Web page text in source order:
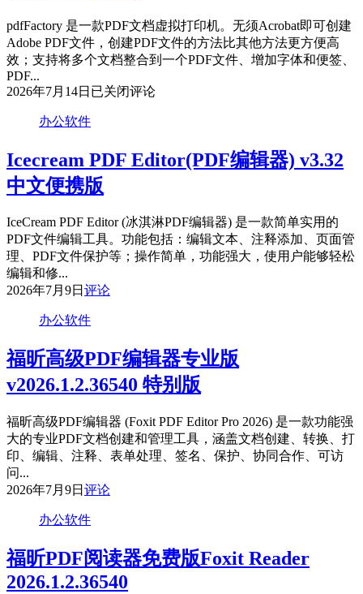
pdfFactory 是一款PDF文档虚拟打印机。无须Acrobat即可创建
Adobe PDF文件，创建PDF文件的方法比其他方法更方便高
效；支持将多个文档整合到一个PDF文件、增加字体和便签、
PDF...
2026年7月14日 pdfFactory
9.31.0
v12.31.0
特
别
已关闭评论
办公软件
Icecream PDF Editor(PDF编辑器) v3.32
中文便携版
IceCream PDF Editor (冰淇淋PDF编辑器) 是一款简单实用的
PDF文件编辑工具。功能包括：编辑文本、注释添加、页面管
理、PDF文件保护等；操作简单，功能强大，使用户能够轻松
编辑和修...
2026年7月9日 评论
办公软件
福昕高级PDF编辑器专业版
v2026.1.2.36540 特别版
福昕高级PDF编辑器 (Foxit PDF Editor Pro 2026) 是一款功能强
大的专业PDF文档创建和管理工具，涵盖文档创建、转换、打
印、编辑、注释、表单处理、签名、保护、协同合作、可访
问...
2026年7月9日 评论
办公软件
福昕PDF阅读器免费版Foxit Reader
2026.1.2.36540